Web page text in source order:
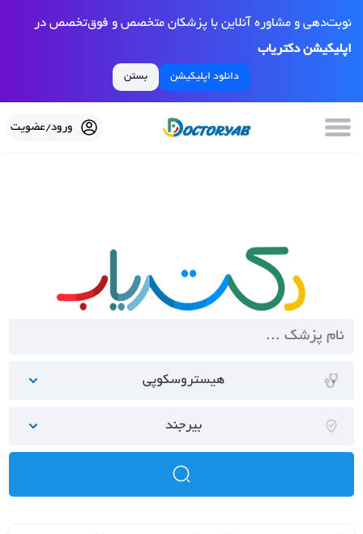
نوبت‌دهی و مشاوره آنلاین با پزشکان متخصص و فوق‌تخصص در
اپلیکیشن دکتریاب
دانلود اپلیکیشن بستن
ورود/عضویت
هیستروسکوپی
بیرجند